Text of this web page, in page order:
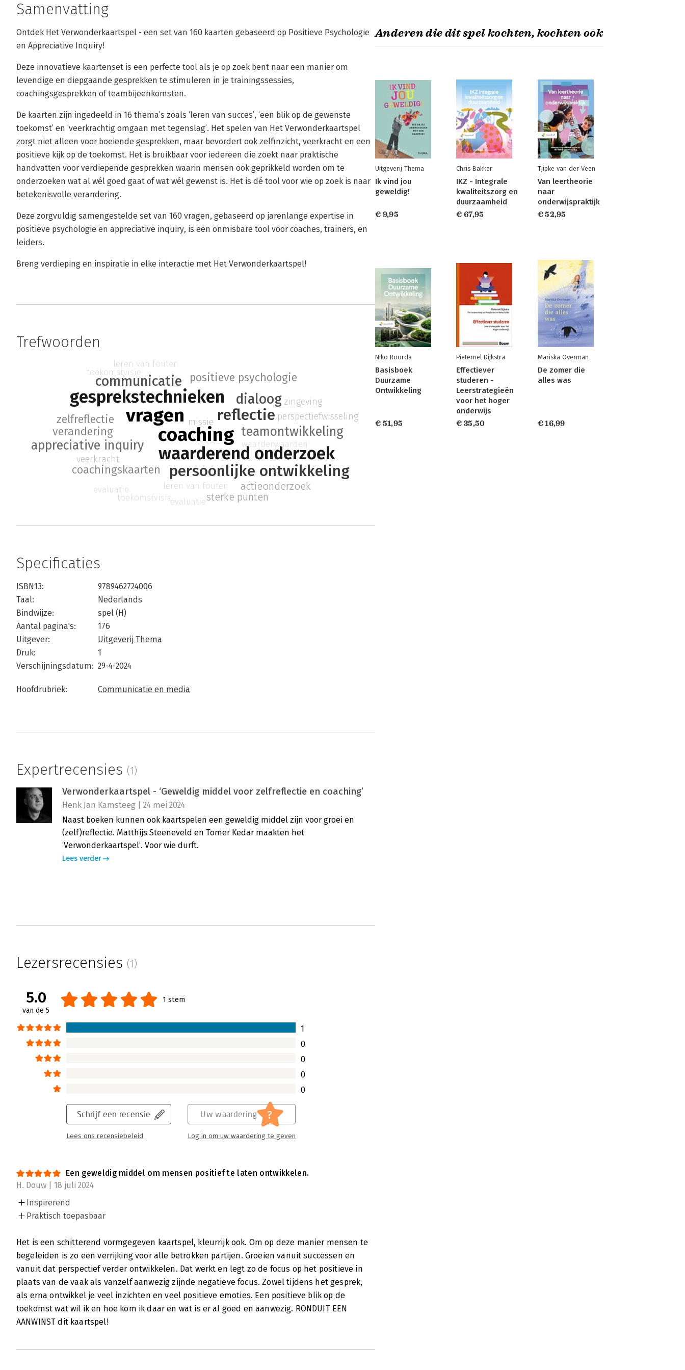
Samenvatting
Ontdek Het Verwonderkaartspel - een set van 160 kaarten gebaseerd op Positieve Psychologie
en Appreciative Inquiry!
Deze innovatieve kaartenset is een perfecte tool als je op zoek bent naar een manier om
levendige en diepgaande gesprekken te stimuleren in je trainingssessies,
coachingsgesprekken of teambijeenkomsten.
De kaarten zijn ingedeeld in 16 thema’s zoals ‘leren van succes’, ‘een blik op de gewenste
toekomst’ en ‘veerkrachtig omgaan met tegenslag’. Het spelen van Het Verwonderkaartspel
zorgt niet alleen voor boeiende gesprekken, maar bevordert ook zelfinzicht, veerkracht en een
positieve kijk op de toekomst. Het is bruikbaar voor iedereen die zoekt naar praktische
handvatten voor verdiepende gesprekken waarin mensen ook geprikkeld worden om te
onderzoeken wat al wél goed gaat of wat wél gewenst is. Het is dé tool voor wie op zoek is naar
betekenisvolle verandering.
Deze zorgvuldig samengestelde set van 160 vragen, gebaseerd op jarenlange expertise in
positieve psychologie en appreciative inquiry, is een onmisbare tool voor coaches, trainers, en
leiders.
Breng verdieping en inspiratie in elke interactie met Het Verwonderkaartspel!
Trefwoorden
coaching
vragen
waarderend onderzoek
gesprekstechnieken
reflectie
persoonlijke ontwikkeling
teamontwikkeling
appreciative inquiry
communicatie
dialoog
coachingskaarten
verandering
zelfreflectie
positieve psychologie
perspectiefwisseling
actieonderzoek
sterke punten
zingeving
missie
veerkracht
waarden
evaluatie
toekomstvisie
leren van fouten
waarden
evaluatie
toekomstvisie
leren van fouten
Specificaties
ISBN13:
9789462724006
Taal:
Nederlands
Bindwijze:
spel (H)
Aantal pagina's:
176
Uitgever:
Uitgeverij Thema
Druk:
1
Verschijningsdatum: 29-4-2024
Hoofdrubriek: Communicatie en media
Expertrecensies (1)
Verwonderkaartspel - ‘Geweldig middel voor zelfreflectie en coaching’
Henk Jan Kamsteeg | 24 mei 2024
Naast boeken kunnen ook kaartspelen een geweldig middel zijn voor groei en
(zelf)reflectie. Matthijs Steeneveld en Tomer Kedar maakten het
‘Verwonderkaartspel’. Voor wie durft.
Lees verder
Lezersrecensies (1)
5.0
van de 5
1 stem
1
0
0
0
0
Schrijf een recensie
Lees ons recensiebeleid
Uw waardering ?
Log in om uw waardering te geven
Een geweldig middel om mensen positief te laten ontwikkelen.
H. Douw | 18 juli 2024
Inspirerend
Praktisch toepasbaar
Het is een schitterend vormgegeven kaartspel, kleurrijk ook. Om op deze manier mensen te
begeleiden is zo een verrijking voor alle betrokken partijen. Groeien vanuit successen en
vanuit dat perspectief verder ontwikkelen. Dat werkt en legt zo de focus op het positieve in
plaats van de vaak als vanzelf aanwezig zijnde negatieve focus. Zowel tijdens het gesprek,
als erna ontwikkel je veel inzichten en veel positieve emoties. Een positieve blik op de
toekomst wat wil ik en hoe kom ik daar en wat is er al goed en aanwezig. RONDUIT EEN
AANWINST dit kaartspel!
Anderen die dit spel kochten, kochten ook
Uitgeverij Thema
Ik vind jou
geweldig!
€ 9,95
Chris Bakker
IKZ - Integrale
kwaliteitszorg en
duurzaamheid
€ 67,95
Tjipke van der Veen
Van leertheorie
naar
onderwijspraktijk
€ 52,95
Niko Roorda
Basisboek
Duurzame
Ontwikkeling
€ 51,95
Pieternel Dijkstra
Effectiever
studeren -
Leerstrategieën
voor het hoger
onderwijs
€ 35,50
Mariska Overman
De zomer die
alles was
€ 16,99